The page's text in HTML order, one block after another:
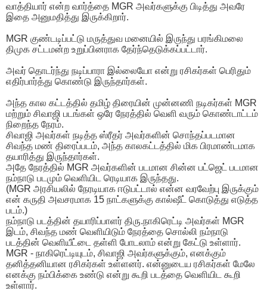
வாத்தியார் என்ற வார்த்தை MGR அவர்களுக்கு பிடித்து அவரே
இதை அனுமதித்து இருக்கிறார்.
MGR குண்டடிப்பட்டு மருத்துவ மனையில் இருந்து பரங்கிமலை
திமுக சட்டமன்ற உறுப்பினராக தேர்ந்தெடுக்கப்பட்டார்.
அவர் தொடர்ந்து நடிப்பாரா இல்லையோ என்று ரசிகர்கள் பெரிதும்
எதிர்பார்த்து கொண்டு இருந்தார்கள்.
அந்த கால கட்டத்தில் தமிழ் திரையின் முன்னணி நடிகர்கள் MGR
மற்றும் சிவாஜி படங்கள் ஒரே நேரத்தில் வெளி வரும் கொண்டாட்டம்
நிறைந்த நேரம்.
சிவாஜி அவர்கள் நடித்த ஸ்ரீதர் அவர்களின் சொந்தப்படமான
சிவந்த மண் திரைப்படம், அந்த காலகட்டத்தில் மிக பிரமாண்டமாக
தயாரித்து இருந்தார்கள்.
அதே நேரத்தில் MGR அவர்களின் படமான சின்ன பட்ஜெட் படமான
நம்நாடு படமும் வெளியிட ரெடியாக இருந்தது.
(MGR அரசியலில் நேரடியாக ஈடுபட்டால் என்ன வரவேற்பு இருக்கும்
என் கருதி அவசரமாக 15 நாட்களுக்கு கால்ஷீட் கொடுத்து எடுத்த
படம்.)
நம்நாடு படத்தின் தயாரிப்பாளர் திரு.நாகிரெட்டி அவர்கள் MGR
இடம், சிவந்த மண் வெளியிடும் நேரத்தை சொல்லி நம்நாடு
படத்தின் வெளியீட்டை தள்ளி போடலாம் என்று கேட்டு உள்ளார்.
MGR - நாகிரெட்டியுடம், சிவாஜி அவர்களுக்கும், எனக்கும்
தனித்தனியான ரசிகர்கள் உள்ளனர். என்னுடைய ரசிகர்கள் மேலே
எனக்கு நம்பிக்கை உண்டு என்று கூறி படத்தை வெளியிட கூறி
உள்ளார்.